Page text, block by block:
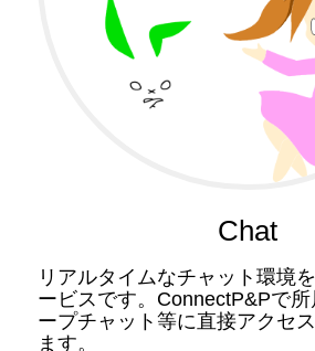
Chat
リアルタイムなチャット環境
ービスです。ConnectP&Pで
ープチャット等に直接アクセ
ます。